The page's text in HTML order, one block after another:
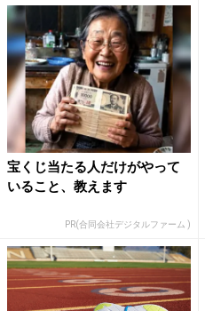
宝くじ当たる人だけがやって
いること、教えます
PR(合同会社デジタルファーム )